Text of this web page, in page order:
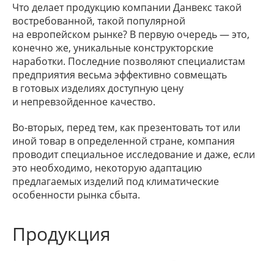
Что делает продукцию компании Данвекс такой
востребованной, такой популярной
на европейском рынке? В первую очередь — это,
конечно же, уникальные конструкторские
наработки. Последние позволяют специалистам
предприятия весьма эффективно совмещать
в готовых изделиях доступную цену
и непревзойденное качество.
Во-вторых, перед тем, как презентовать тот или
иной товар в определенной стране, компания
проводит специальное исследование и даже, если
это необходимо, некоторую адаптацию
предлагаемых изделий под климатические
особенности рынка сбыта.
Продукция